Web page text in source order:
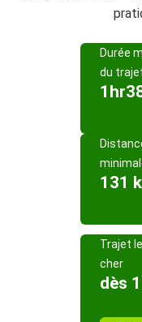
Durée
du
131
Trajet
cher
dès